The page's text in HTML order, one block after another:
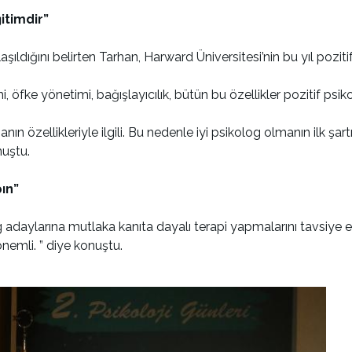
belirten Tarhan, Harward Üniversitesi’nin bu yıl
öfke yönetimi, bağışlayıcılık, bütün bu özellikler pozitif
özellikleriyle ilgili. Bu nedenle iyi psikolog olmanın ilk
mutlaka kanıta dayalı terapi yapmalarını
” diye konuştu.